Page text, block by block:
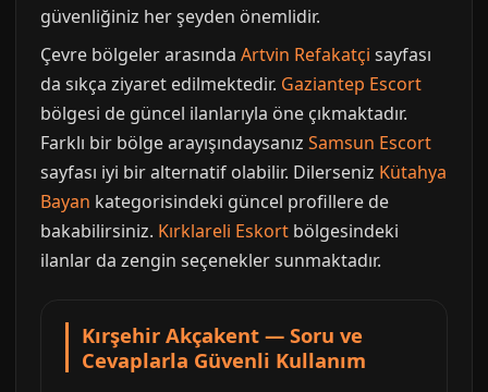
güvenliğiniz her şeyden önemlidir.
Çevre bölgeler arasında Artvin Refakatçi sayfası
da sıkça ziyaret edilmektedir. Gaziantep Escort
bölgesi de güncel ilanlarıyla öne çıkmaktadır.
Farklı bir bölge arayışındaysanız Samsun Escort
sayfası iyi bir alternatif olabilir. Dilerseniz Kütahya
Bayan kategorisindeki güncel profillere de
bakabilirsiniz. Kırklareli Eskort bölgesindeki
ilanlar da zengin seçenekler sunmaktadır.
Kırşehir Akçakent — Soru ve
Cevaplarla Güvenli Kullanım